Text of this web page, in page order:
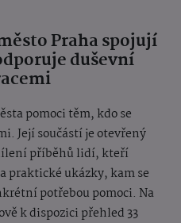
Praha spojují
duševní
pomoci těm, kdo se
Její součástí je otevřený
příběhů lidí, kteří
praktické ukázky, kam se
potřebou pomoci. Na
k dispozici přehled 33